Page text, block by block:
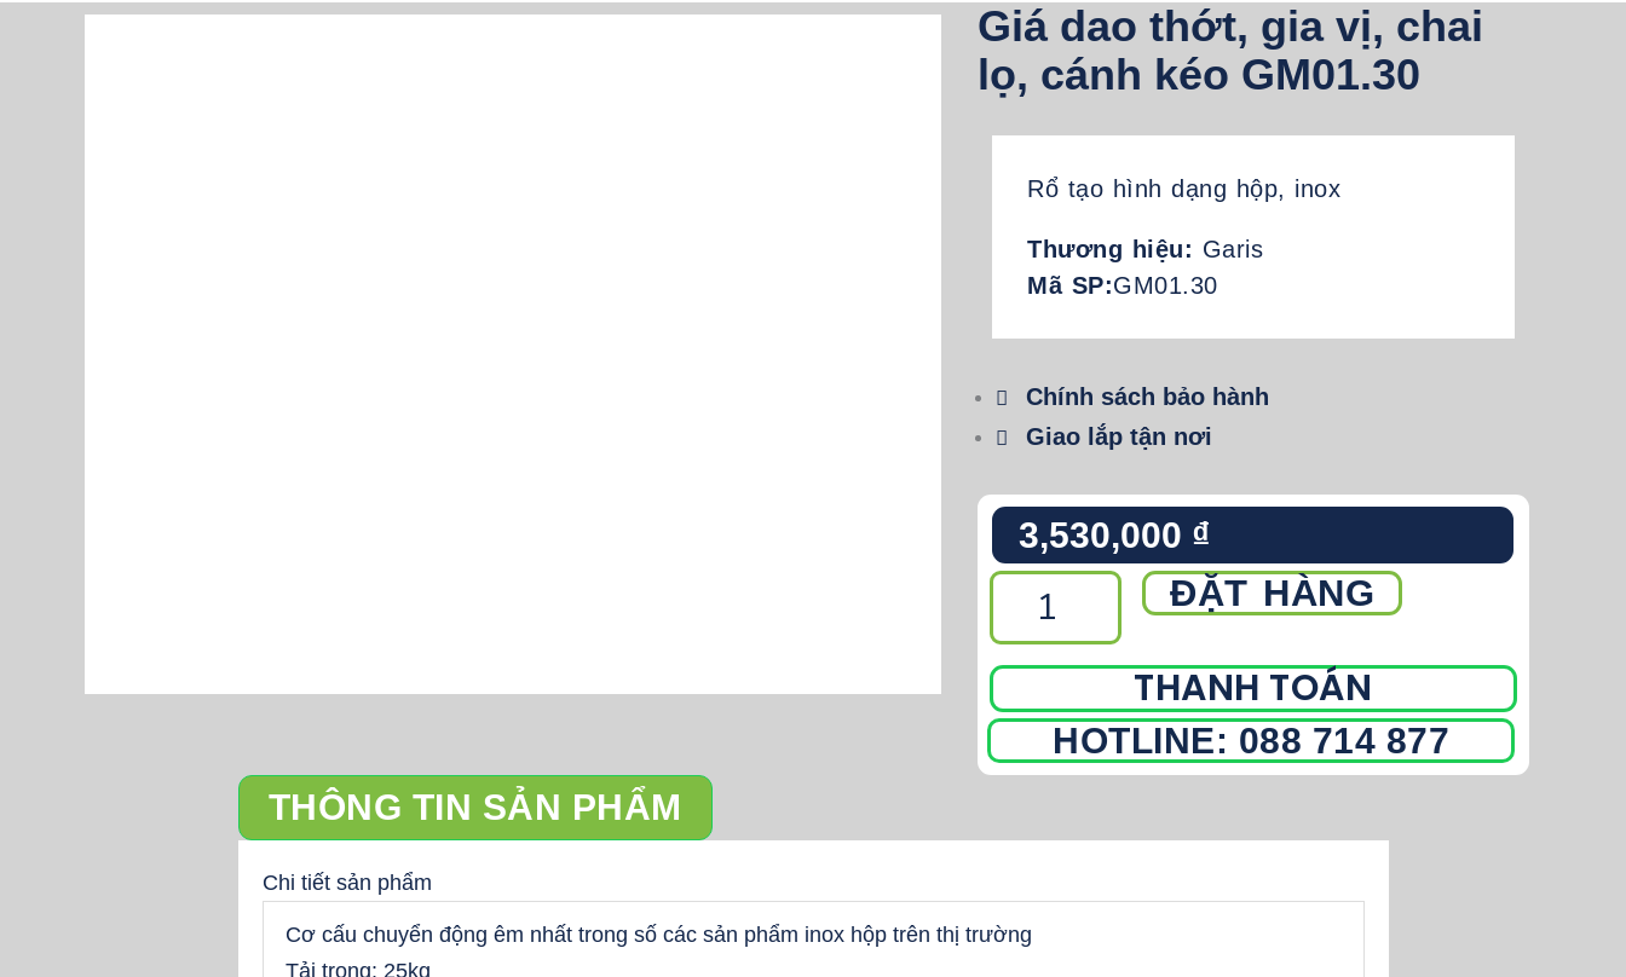
Giá dao thớt, gia vị, chai
lọ, cánh kéo GM01.30
Rổ tạo hình dạng hộp, inox
Thương hiệu: Garis
Mã SP:GM01.30
Chính sách bảo hành
Giao lắp tận nơi
3,530,000 ₫
Giá
thớt,
gia
chai
GM01.30
ĐẶT HÀNG
THANH TOÁN
HOTLINE: 088 714 877
THÔNG TIN SẢN PHẨM
Chi tiết sản phẩm
Cơ cấu chuyển động êm nhất trong số các sản phẩm inox hộp trên thị trường
Tải trọng: 25kg